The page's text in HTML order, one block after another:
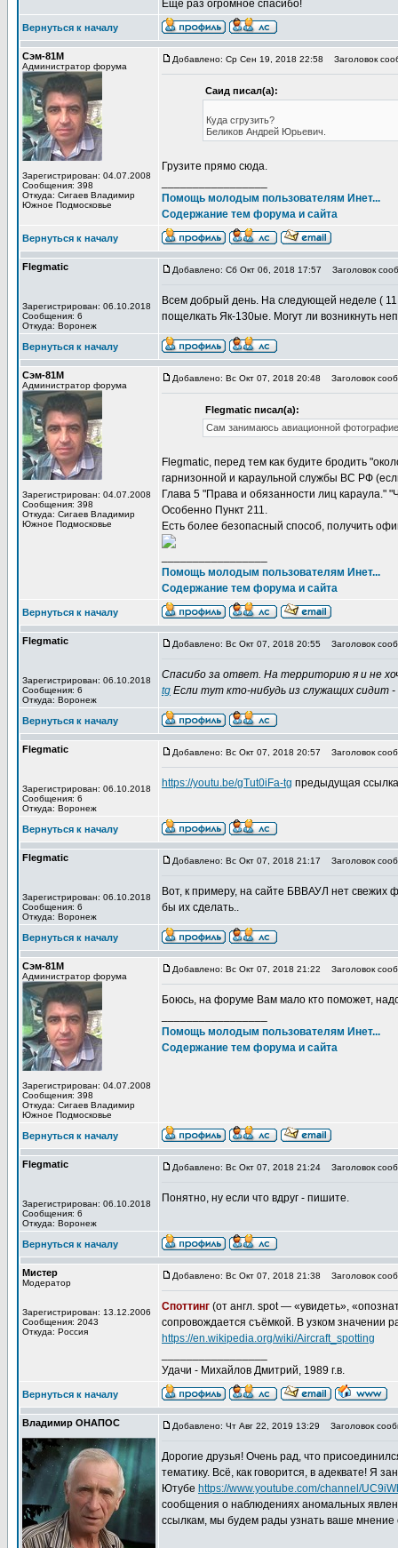
Ещё раз огромное спасибо!
Вернуться к началу
Сэм-81М
Администратор форума
Зарегистрирован: 04.07.2008
Сообщения: 398
Откуда: Сигаев Владимир
Южное Подмосковье
Добавлено: Ср Сен 19, 2018 22:58 Заголовок
Саид писал(а):
Куда сгрузить?
Беликов Андрей Юрьевич.
Грузите прямо сюда.
Помощь молодым пользователям Инет...
Содержание тем форума и сайта
Вернуться к началу
Flegmatic
Зарегистрирован: 06.10.2018
Сообщения: 6
Откуда: Воронеж
Добавлено: Сб Окт 06, 2018 17:57 Заголовок
Всем добрый день. На следующей неделе ( 11
пощелкать Як-130ые. Могут ли возникнуть
Вернуться к началу
Сэм-81М
Администратор форума
Зарегистрирован: 04.07.2008
Сообщения: 398
Откуда: Сигаев Владимир
Южное Подмосковье
Добавлено: Вс Окт 07, 2018 20:48 Заголовок
Flegmatic писал(а):
Сам занимаюсь авиационной
Flegmatic, перед тем как будите бродить
гарнизонной и караульной службы ВС РФ
Глава 5 "Права и обязанности лиц караула."
Особенно Пункт 211.
Есть более безопасный способ, получить
Помощь молодым пользователям Инет...
Содержание тем форума и сайта
Вернуться к началу
Flegmatic
Зарегистрирован: 06.10.2018
Сообщения: 6
Откуда: Воронеж
Добавлено: Вс Окт 07, 2018 20:55 Заголовок
Спасибо за ответ. На территорию я и не
tg Если тут кто-нибудь из служащих сидит
Вернуться к началу
Flegmatic
Зарегистрирован: 06.10.2018
Сообщения: 6
Откуда: Воронеж
Добавлено: Вс Окт 07, 2018 20:57 Заголовок
https://youtu.be/gTut0iFa-tg предыдущая
Вернуться к началу
Flegmatic
Зарегистрирован: 06.10.2018
Сообщения: 6
Откуда: Воронеж
Добавлено: Вс Окт 07, 2018 21:17 Заголовок
Вот, к примеру, на сайте БВВАУЛ нет свежих
бы их сделать..
Вернуться к началу
Сэм-81М
Администратор форума
Зарегистрирован: 04.07.2008
Сообщения: 398
Откуда: Сигаев Владимир
Южное Подмосковье
Добавлено: Вс Окт 07, 2018 21:22 Заголовок
Боюсь, на форуме Вам мало кто поможет,
Помощь молодым пользователям Инет...
Содержание тем форума и сайта
Вернуться к началу
Flegmatic
Зарегистрирован: 06.10.2018
Сообщения: 6
Откуда: Воронеж
Добавлено: Вс Окт 07, 2018 21:24 Заголовок
Понятно, ну если что вдруг - пишите.
Вернуться к началу
Мистер
Модератор
Зарегистрирован: 13.12.2006
Сообщения: 2043
Откуда: Россия
Добавлено: Вс Окт 07, 2018 21:38 Заголовок
Споттинг (от англ. spot — «увидеть»,
сопровождается съёмкой. В узком значении
https://en.wikipedia.org/wiki/Aircraft_spotting
Удачи - Михайлов Дмитрий, 1989 г.в.
Вернуться к началу
Владимир ОНАПОС Добавлено: Чт Авг 22, 2019 13:29 Заголовок
Дорогие друзья! Очень рад, что
тематику. Всё, как говорится, в адеквате! Я
Ютубе https://www.youtube.com/channel/
сообщения о наблюдениях аномальных
ссылкам, мы будем рады узнать ваше